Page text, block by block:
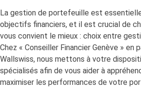
La gestion de portefeuille est
objectifs financiers, et il est crucial de
vous convient le mieux : choix entre
Chez « Conseiller Financier Genève » en
Wallswiss, nous mettons à votre
spécialisés afin de vous aider à
maximiser les performances de votre